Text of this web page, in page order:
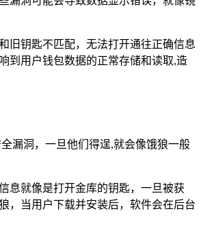
旧钥匙不匹配，无法打开通往正确信息
到用户钱包数据的正常存储和读取,造
漏洞，一旦他们得逞,就会像饿狼一般
息就像是打开金库的钥匙，一旦被获
，当用户下载并安装后，软件会在后台